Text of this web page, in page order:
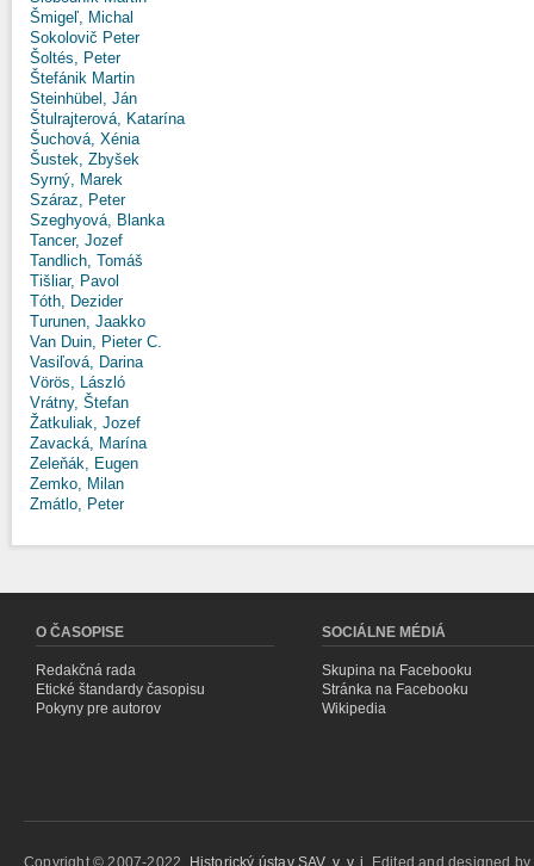
Šmigeľ, Michal
Sokolovič Peter
Šoltés, Peter
Štefánik Martin
Steinhübel, Ján
Štulrajterová, Katarína
Šuchová, Xénia
Šustek, Zbyšek
Syrný, Marek
Száraz, Peter
Szeghyová, Blanka
Tancer, Jozef
Tandlich, Tomáš
Tišliar, Pavol
Tóth, Dezider
Turunen, Jaakko
Van Duin, Pieter C.
Vasiľová, Darina
Vörös, László
Vrátny, Štefan
Žatkuliak, Jozef
Zavacká, Marína
Zeleňák, Eugen
Zemko, Milan
Zmátlo, Peter
O ČASOPISE
Redakčná rada
Etické štandardy časopisu
Pokyny pre autorov
SOCIÁLNE MÉDIÁ
Skupina na Facebooku
Stránka na Facebooku
Wikipedia